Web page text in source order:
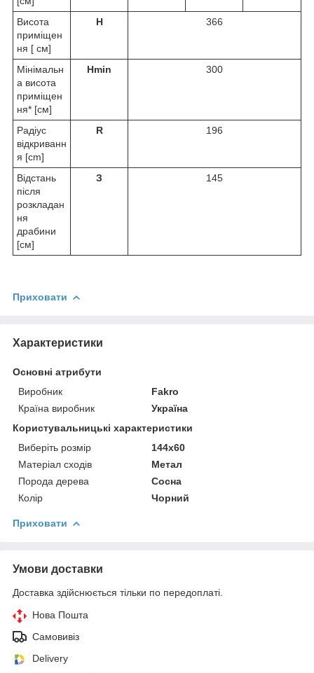
Висота
приміщен
ня [ см]
H 366
Мінімальн
а висота
приміщен
ня* [см]
Hmin 300
Радіус
відкриванн
я [cm]
R 196
Відстань
після
розкладан
ня
драбини
[см]
З 145
Приховати
Характеристики
Основні атрибути
Виробник
Fakro
Країна виробник
Україна
Користувальницькі характеристики
Виберіть розмір
144x60
Матеріал сходів
Метал
Порода дерева
Сосна
Колір
Чорний
Приховати
Умови доставки
Доставка здійснюється тільки по передоплаті.
Нова Пошта
Самовивіз
Delivery